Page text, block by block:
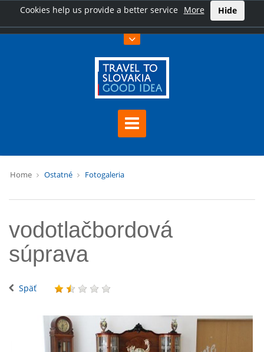
Cookies help us provide a better service More Hide
Home Ostatné Fotogaleria
vodotlačbordová
súprava
Späť